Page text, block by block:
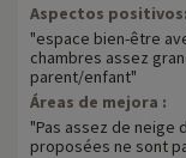
Aspectos positivos:
"espace bien-être
chambres assez
parent/enfant"
Áreas de mejora :
"Pas assez de neige
proposées ne sont